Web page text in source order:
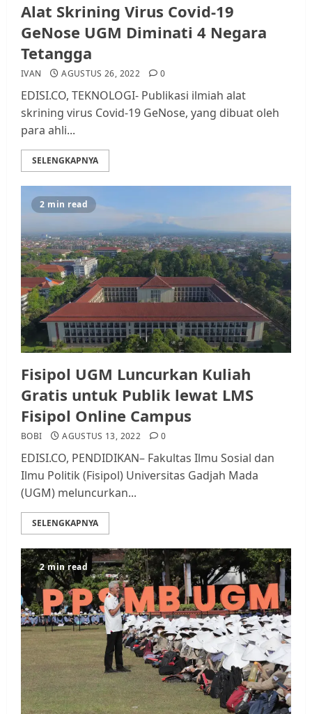
Alat Skrining Virus Covid-19
GeNose UGM Diminati 4 Negara
Tetangga
IVAN AGUSTUS 26, 2022 0
EDISI.CO, TEKNOLOGI- Publikasi ilmiah alat
skrining virus Covid-19 GeNose, yang dibuat oleh
para ahli...
SELENGKAPNYA
2 min read
Fisipol UGM Luncurkan Kuliah
Gratis untuk Publik lewat LMS
Fisipol Online Campus
BOBI AGUSTUS 13, 2022 0
EDISI.CO, PENDIDIKAN– Fakultas Ilmu Sosial dan
Ilmu Politik (Fisipol) Universitas Gadjah Mada
(UGM) meluncurkan...
SELENGKAPNYA
2 min read